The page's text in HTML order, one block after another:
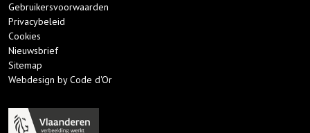
Gebruikersvoorwaarden
Privacybeleid
Cookies
Nieuwsbrief
Sitemap
Webdesign by Code d'Or